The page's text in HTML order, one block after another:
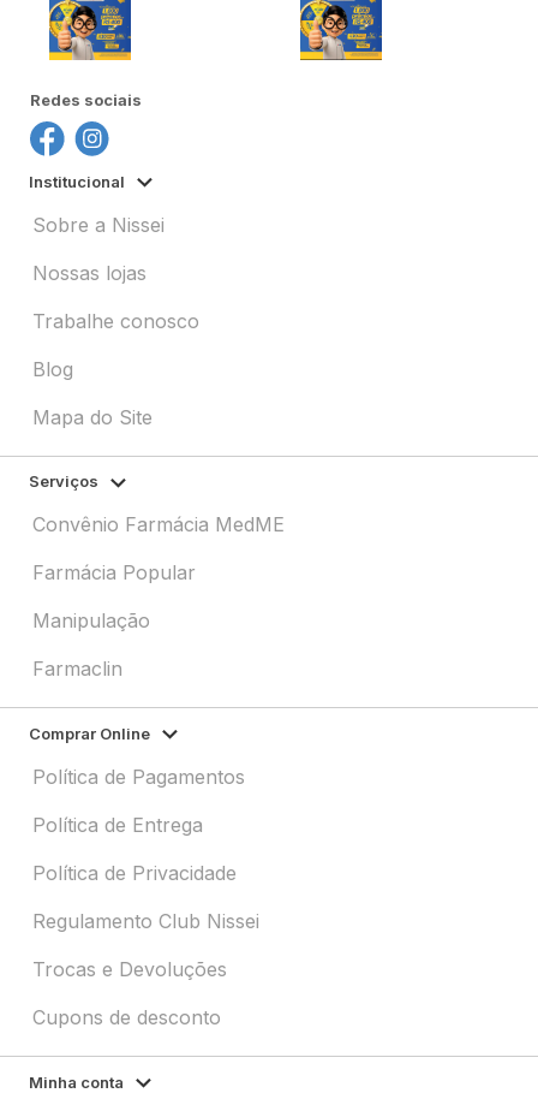
Redes sociais
Institucional
Sobre a Nissei
Nossas lojas
Trabalhe conosco
Blog
Mapa do Site
Serviços
Convênio Farmácia MedME
Farmácia Popular
Manipulação
Farmaclin
Comprar Online
Política de Pagamentos
Política de Entrega
Política de Privacidade
Regulamento Club Nissei
Trocas e Devoluções
Cupons de desconto
Minha conta